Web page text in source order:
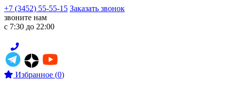
+7 (3452) 55-55-15 Заказать звонок
звоните нам
с 7:30 до 22:00
Избранное (0)